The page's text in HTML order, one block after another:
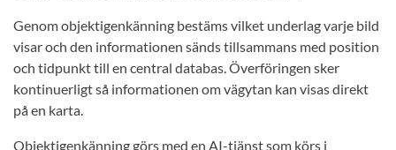
Genom objektigenkänning bestäms vilket underlag varje bild
visar och den informationen sänds tillsammans med position
och tidpunkt till en central databas. Överföringen sker
kontinuerligt så informationen om vägytan kan visas direkt
på en karta.
Objektigenkänning görs med en AI-tjänst som körs i